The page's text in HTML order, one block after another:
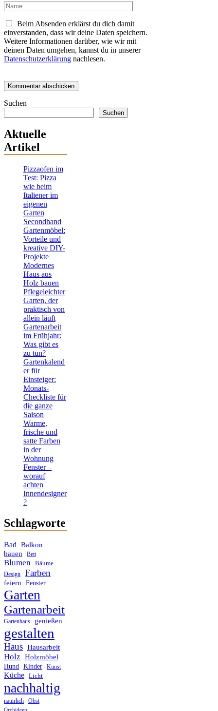
Name
Beim Absenden erklärst du dich damit
einverstanden, dass wir deine Daten speichern.
Weitere Informationen darüber, wie wir mit
deinen Daten umgehen, kannst du in unserer
Datenschutzerklärung nachlesen.
Suchen
Suchen
Aktuelle
Artikel
Pizzaofen im
Test: Pizza
wie beim
Italiener im
eigenen
Garten
Secondhand
Gartenmöbel:
Vorteile und
kreative DIY-
Projekte
Modernes
Haus aus
Holz bauen
Pflegeleichter
Garten, der
praktisch von
allein läuft
Gartenarbeit
im Frühjahr:
Was gibt es
zu tun?
Gartenkalend
er für
Einsteiger:
Monats-
Checkliste für
die ganze
Saison
Warme,
frische und
satte Farben
in der
Wohnung
Fenster –
worauf
achten
Innendesigner
?
Schlagworte
Bad
Balkon
bauen
Bett
Blumen Bäume
Design Farben
feiern Fenster
Garten
Gartenarbeit
Gartenhaus genießen
gestalten
Haus Hausarbeit
Holz Holzmöbel
Hund Kinder Kunst
Küche Licht
nachhaltig
natürlich Obst
Orchideen